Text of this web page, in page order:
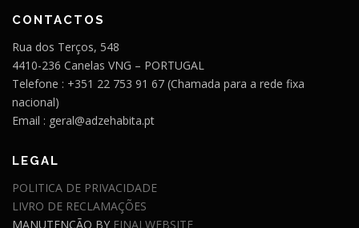
CONTACTOS
Rua dos Terços, 548
4410-236 Canelas VNG – PORTUGAL
Telefone : +351 22 753 91 67 (Chamada para a rede fixa
nacional)
Email : geral@adzehabita.pt
LEGAL
POLITICA DE PRIVACIDADE
LIVRO DE RECLAMAÇÕES
MANUTENÇÃO BY FINALWEBSITE